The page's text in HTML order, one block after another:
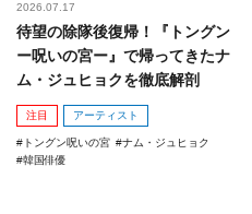
2026.07.17
待望の除隊後復帰！『トングン
ー呪いの宮ー』で帰ってきたナ
ム・ジュヒョクを徹底解剖
注目 アーティスト
トングン呪いの宮
ナム・ジュヒョク
韓国俳優